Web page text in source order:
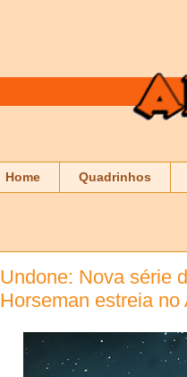
Home Quadrinhos
Undone: Nova série
Horseman estreia